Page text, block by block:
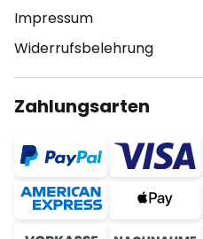
Impressum
Widerrufsbelehrung
Zahlungsarten